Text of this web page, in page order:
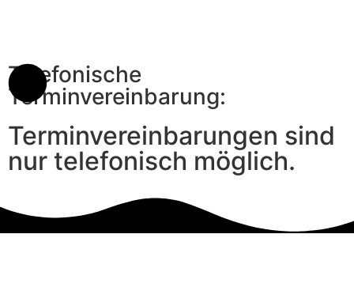
Telefonische
Terminvereinbarung:
Terminvereinbarungen sind
nur telefonisch möglich.